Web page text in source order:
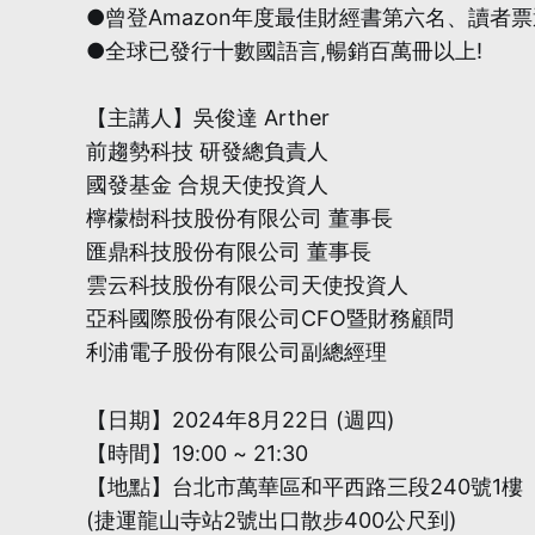
●曾登Amazon年度最佳財經書第六名、讀者票
●全球已發行十數國語言,暢銷百萬冊以上!
【主講人】吳俊達 Arther
前趨勢科技 研發總負責人
國發基金 合規天使投資人
檸檬樹科技股份有限公司 董事長
匯鼎科技股份有限公司 董事長
雲云科技股份有限公司天使投資人
亞科國際股份有限公司CFO暨財務顧問
利浦電子股份有限公司副總經理
【日期】2024年8月22日 (週四)
【時間】19:00 ~ 21:30
【地點】台北市萬華區和平西路三段240號1樓
(捷運龍山寺站2號出口散步400公尺到)